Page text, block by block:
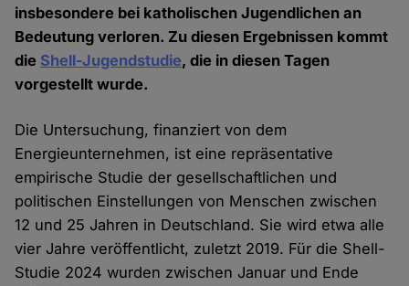
insbesondere bei katholischen Jugendlichen an
Bedeutung verloren. Zu diesen Ergebnissen kommt
die Shell-Jugendstudie, die in diesen Tagen
vorgestellt wurde.
Die Untersuchung, finanziert von dem
Energieunternehmen, ist eine repräsentative
empirische Studie der gesellschaftlichen und
politischen Einstellungen von Menschen zwischen
12 und 25 Jahren in Deutschland. Sie wird etwa alle
vier Jahre veröffentlicht, zuletzt 2019. Für die Shell-
Studie 2024 wurden zwischen Januar und Ende